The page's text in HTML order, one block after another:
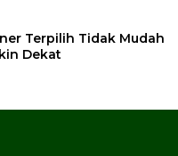
Terpilih Tidak Mudah
Dekat